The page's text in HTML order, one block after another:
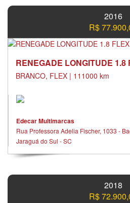
2016
R$
RENEGADE LONGITUDE 1.8
BRANCO, FLEX | 111000 km
Edecar Multimarcas
Rua Professora Adelia Fischer, 1033 -
Jaraguá do Sul - SC
2018
R$